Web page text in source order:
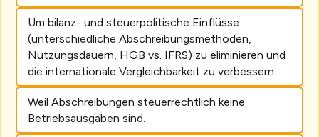
Um bilanz- und steuerpolitische Einflüsse
(unterschiedliche Abschreibungsmethoden,
Nutzungsdauern, HGB vs. IFRS) zu eliminieren und
die internationale Vergleichbarkeit zu verbessern.
Weil Abschreibungen steuerrechtlich keine
Betriebsausgaben sind.